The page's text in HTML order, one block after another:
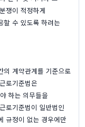
쟁이 적정하게
할 수 있도록 하려는
의 계약관계를 기준으로
로기준법은
하는 의무들을
로기준법이 일반법인
규정이 없는 경우에만